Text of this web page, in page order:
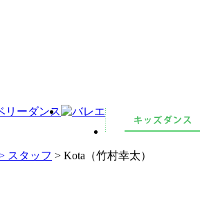
スタッフ > Kota（竹村幸太）